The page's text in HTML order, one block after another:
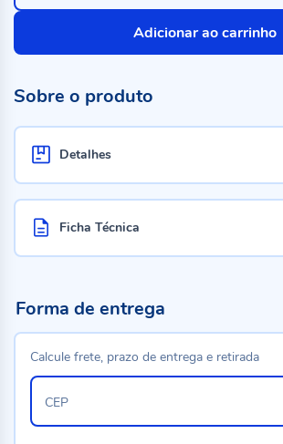
Adicionar ao carrinho
Sobre o produto
Detalhes
Ficha Técnica
Forma de entrega
Calcule frete, prazo de entrega e retirada
CEP